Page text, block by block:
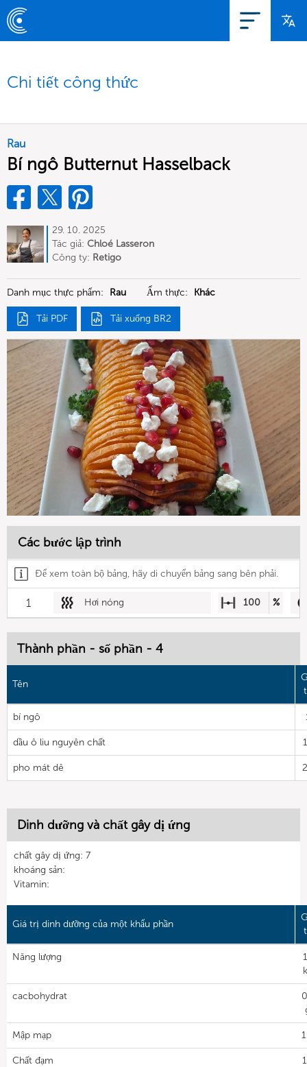
Chi tiết công thức
Rau
Bí ngô Butternut Hasselback
29. 10. 2025
Tác giả: Chloé Lasseron
Công ty: Retigo
Danh mục thực phẩm: Rau Ẩm thực: Khác
Tải PDF Tải xuống BR2
Các bước lập trình
Để xem toàn bộ bảng, hãy di chuyển bảng sang bên phải.
1 Hơi nóng 100 %
Thành phần - số phần - 4
Tên
bí ngô
dầu ô liu nguyên chất
pho mát dê
Dinh dưỡng và chất gây dị ứng
chất gây dị ứng: 7
khoáng sản:
Vitamin:
Giá trị dinh dưỡng của một khẩu phần
Năng lượng
cacbohydrat
Mập mạp
Chất đạm